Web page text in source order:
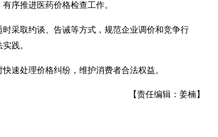
有序推进医药价格检查工作。
采取约谈、告诫等方式，规范企业调价和竞争行
实践。
速处理价格纠纷，维护消费者合法权益。
【责任编辑：姜楠】